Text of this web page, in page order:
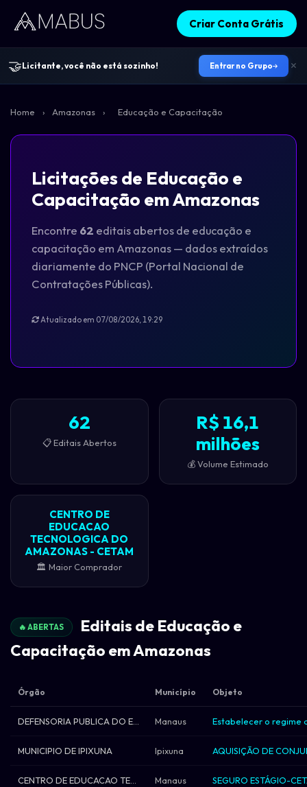
Criar Conta Grátis
🤝Licitante, você não está sozinho! Entrar no Grupo
Home › Amazonas › Educação e Capacitação
Licitações de Educação e
Capacitação em Amazonas
Encontre 62 editais abertos de educação e
capacitação em Amazonas — dados extraídos
diariamente do PNCP (Portal Nacional de
Contratações Públicas).
Atualizado em 07/08/2026, 19:29
62
📋 Editais Abertos
R$ 16,1
milhões
💰 Volume Estimado
CENTRO DE
EDUCACAO
TECNOLOGICA DO
AMAZONAS - CETAM
🏛️ Maior Comprador
🔥 ABERTAS
Editais de Educação e
Capacitação em Amazonas
Órgão Município Objeto
Manaus
MUNICIPIO DE IPIXUNA Ipixuna
Manaus SEGURO ESTÁGIO-